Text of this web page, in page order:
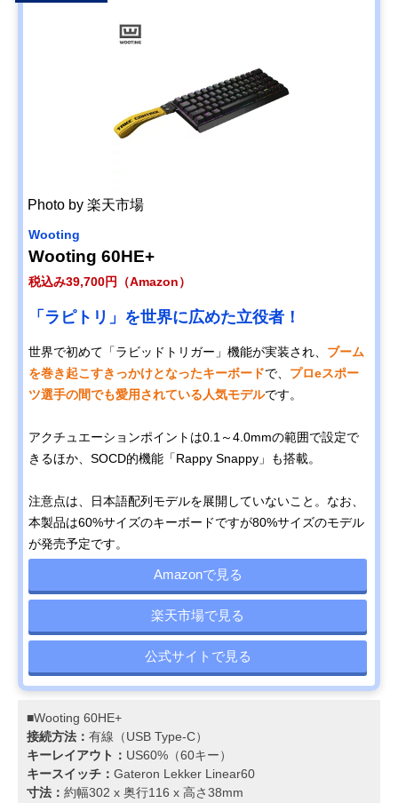
Photo by 楽天市場
Wooting
Wooting 60HE+
税込み39,700円（Amazon）
「ラピトリ」を世界に広めた立役者！
世界で初めて「ラビッドトリガー」機能が実装され、 ブーム
を巻き起こすきっかけとなったキーボードで、 プロeスポー
ツ選手の間でも愛用されている人気モデルです。
アクチュエーションポイントは0.1～4.0mmの範囲で設定で
きるほか、SOCD的機能「Rappy Snappy」も搭載。
注意点は、日本語配列モデルを展開していないこと。なお、
本製品は60%サイズのキーボードですが80%サイズのモデル
が発売予定です。
Amazonで見る
楽天市場で見る
公式サイトで見る
■Wooting 60HE+
接続方法： 有線（USB Type-C）
キーレイアウト： US60%（60キー）
キースイッチ： Gateron Lekker Linear60
寸法： 約幅302 x 奥行116 x 高さ38mm